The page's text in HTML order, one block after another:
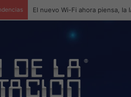
ASUS redefine la